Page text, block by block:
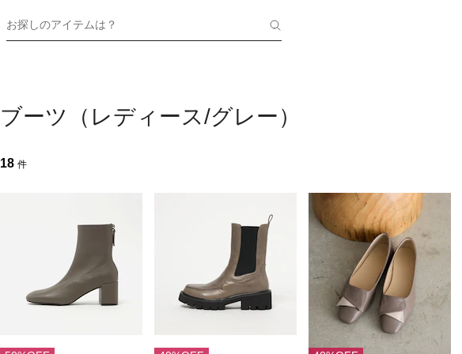
お探しのアイテムは？
ブーツ（レディース/グレー）
18 件